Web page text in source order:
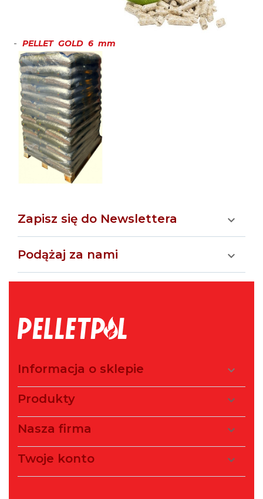
- PELLET GOLD 6 mm
Zapisz się do Newslettera 
Podążaj za nami 
Informacja o sklepie

Produkty

Nasza firma

Twoje konto
